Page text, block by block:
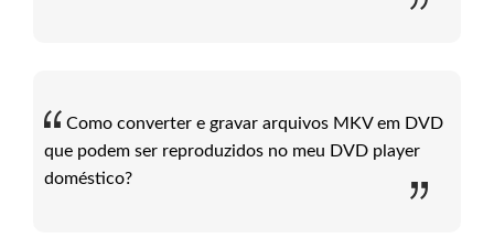
Como converter e gravar arquivos MKV em DVD
que podem ser reproduzidos no meu DVD player
doméstico?